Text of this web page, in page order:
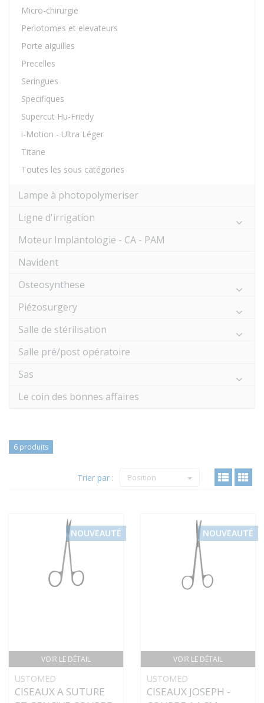
Micro-chirurgie
Periotomes et elevateurs
Porte aiguilles
Precelles
Seringues
Specifiques
Supercut Hu-Friedy
i-Motion - Ultra Léger
Titane
Toutes les sous catégories
Lampe à photopolymeriser
Ligne d'irrigation
Moteur Implantologie - CA - PAM
Navident
Osteosynthese
Piézosurgery
Salle de stérilisation
Salle pré/post opératoire
Sas
Le coin des bonnes affaires
6 produits
Trier par : Position
VOIR LE DÉTAIL
NOUVEAUTÉ
USTOMED
CISEAUX A SUTURE
VOIR LE DÉTAIL
NOUVEAUTÉ
USTOMED
CISEAUX JOSEPH -